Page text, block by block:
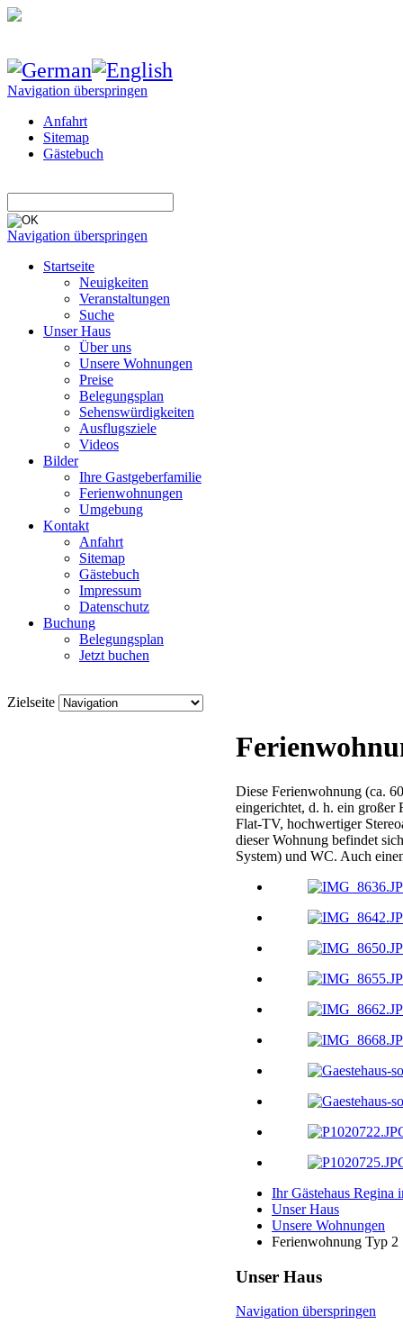
Navigation überspringen
Anfahrt
Sitemap
Gästebuch
Navigation überspringen
Startseite
Neuigkeiten
Veranstaltungen
Suche
Unser Haus
Über uns
Unsere Wohnungen
Preise
Belegungsplan
Sehenswürdigkeiten
Ausflugsziele
Videos
Bilder
Ihre Gastgeberfamilie
Ferienwohnungen
Umgebung
Kontakt
Anfahrt
Sitemap
Gästebuch
Impressum
Datenschutz
Buchung
Belegungsplan
Jetzt buchen
Zielseite
Diese Ferienwohnung (ca.
eingerichtet, d. h. ein großer
Flat-TV, hochwertiger
dieser Wohnung befindet
System) und WC. Auch
Ihr Gästehaus Regina
Unser Haus
Unsere Wohnungen
Ferienwohnung Typ 2
Unser Haus
Navigation überspringen